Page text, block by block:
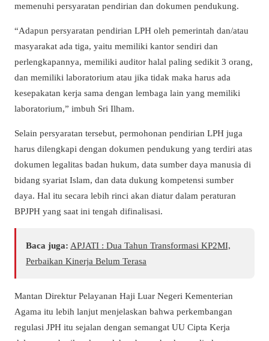
memenuhi persyaratan pendirian dan dokumen pendukung.
“Adapun persyaratan pendirian LPH oleh pemerintah dan/atau
masyarakat ada tiga, yaitu memiliki kantor sendiri dan
perlengkapannya, memiliki auditor halal paling sedikit 3 orang,
dan memiliki laboratorium atau jika tidak maka harus ada
kesepakatan kerja sama dengan lembaga lain yang memiliki
laboratorium,” imbuh Sri Ilham.
Selain persyaratan tersebut, permohonan pendirian LPH juga
harus dilengkapi dengan dokumen pendukung yang terdiri atas
dokumen legalitas badan hukum, data sumber daya manusia di
bidang syariat Islam, dan data dukung kompetensi sumber
daya. Hal itu secara lebih rinci akan diatur dalam peraturan
BPJPH yang saat ini tengah difinalisasi.
Baca juga: APJATI : Dua Tahun Transformasi KP2MI,
Perbaikan Kinerja Belum Terasa
Mantan Direktur Pelayanan Haji Luar Negeri Kementerian
Agama itu lebih lanjut menjelaskan bahwa perkembangan
regulasi JPH itu sejalan dengan semangat UU Cipta Kerja